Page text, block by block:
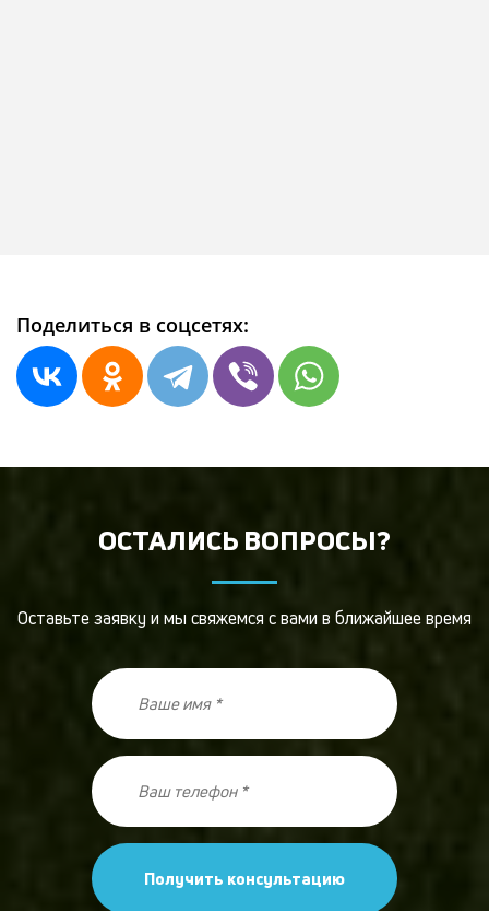
Поделиться в соцсетях:
ОСТАЛИСЬ ВОПРОСЫ?
Оставьте заявку и мы свяжемся с вами в ближайшее время
Получить консультацию